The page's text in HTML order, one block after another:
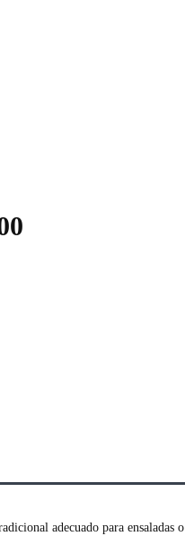
adecuado para ensaladas o